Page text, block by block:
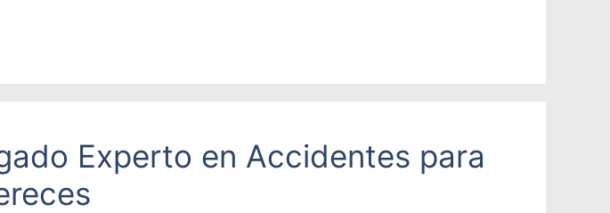
Experto en Accidentes para